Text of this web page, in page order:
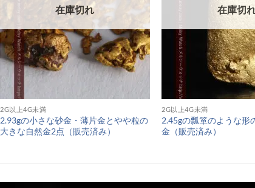
在庫切れ
2G以上4G未満
2.93gの小さな砂金・薄片金とやや粒の
大きな自然金2点（販売済み）
在庫切
2G以上4G未満
2.45gの瓢箪のような形
金（販売済み）